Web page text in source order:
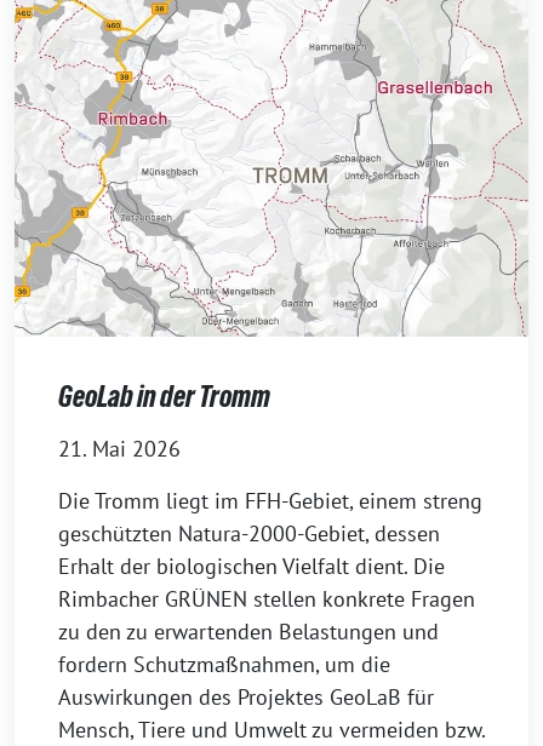
GeoLab in der Tromm
21. Mai 2026
Die Tromm liegt im FFH-Gebiet, einem streng
geschützten Natura-2000-Gebiet, dessen
Erhalt der biologischen Vielfalt dient. Die
Rimbacher GRÜNEN stellen konkrete Fragen
zu den zu erwartenden Belastungen und
fordern Schutzmaßnahmen, um die
Auswirkungen des Projektes GeoLaB für
Mensch, Tiere und Umwelt zu vermeiden bzw.